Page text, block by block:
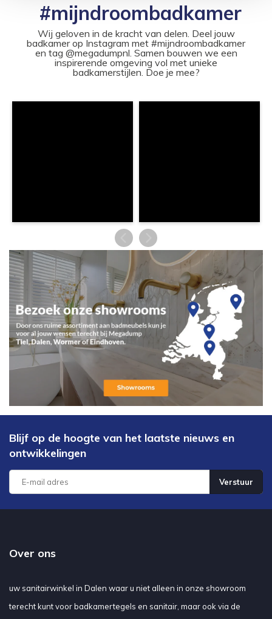
#mijndroombadkamer
Wij geloven in de kracht van delen. Deel jouw
badkamer op Instagram met #mijndroombadkamer
en tag @megadumpnl. Samen bouwen we een
inspirerende omgeving vol met unieke
badkamerstijlen. Doe je mee?
Blijf op de hoogte van het laatste nieuws en
ontwikkelingen
Verstuur
Over ons
uw sanitairwinkel in Dalen waar u niet alleen in onze showroom
terecht kunt voor badkamertegels en sanitair, maar ook via de